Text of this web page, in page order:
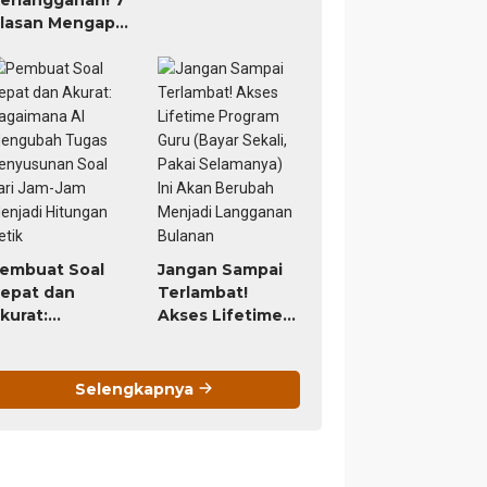
Mengapa
AI untuk
Paling
It (Bayar
Ribu, Untung
Hidup)
Soal
dan
Jangan Sampai
Terlambat!
Akses Lifetime
Pakai
Selamanya) Ini
Selengkapnya